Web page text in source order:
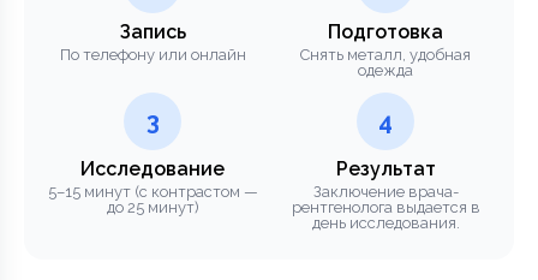
Запись
По телефону или онлайн
Подготовка
Снять металл, удобная
одежда
3
Исследование
5–15 минут (с контрастом —
до 25 минут)
4
Результат
Заключение врача-
рентгенолога выдается в
день исследования.